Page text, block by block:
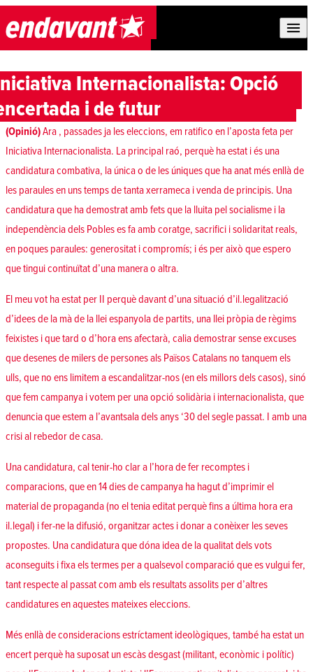
Skip to content
Internacionalista: Opció
i de futur
(Opinió)Ara , passades ja les eleccions, em ratifico en l’aposta feta per
Iniciativa Internacionalista. La principal raó, perquè ha estat i és una
candidatura combativa, la única o de les úniques que ha anat més enllà de
les paraules en uns temps de tanta xerrameca i venda de principis. Una
candidatura que ha demostrat amb fets que la lluita pel socialisme i la
independència dels Pobles es fa amb coratge, sacrifici i solidaritat reals,
en poques paraules: generositat i compromís; i és per això que espero
que tingui continuïtat d’una manera o altra.
El meu vot ha estat per II perquè davant d’una situació d’il.legalització
d’idees de la mà de la llei espanyola de partits, una llei pròpia de règims
feixistes i que tard o d’hora ens afectarà, calia demostrar sense excuses
que desenes de milers de persones als Països Catalans no tanquem els
ulls, que no ens limitem a escandalitzar-nos (en els millors dels casos), sinó
que fem campanya i votem per una opció solidària i internacionalista, que
denuncia que estem a l’avantsala dels anys ‘30 del segle passat. I amb una
crisi al rebedor de casa.
Una candidatura, cal tenir-ho clar a l’hora de fer recomptes i
comparacions, que en 14 dies de campanya ha hagut d’imprimir el
material de propaganda (no el tenia editat perquè fins a última hora era
il.legal) i fer-ne la difusió, organitzar actes i donar a conèixer les seves
propostes. Una candidatura que dóna idea de la qualitat dels vots
aconseguits i fixa els termes per a qualsevol comparació que es vulgui fer,
tant respecte al passat com amb els resultats assolits per d’altres
candidatures en aquestes mateixes eleccions.
Més enllà de consideracions estríctament ideològiques, també ha estat un
encert perquè ha suposat un escàs desgast (militant, econòmic i polític)